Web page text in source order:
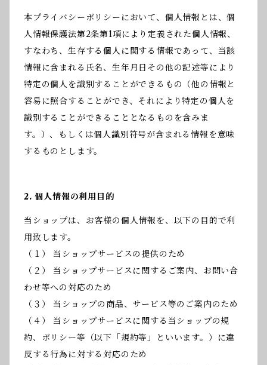
本プライバシーポリシーにおいて、個人情報とは、個
人情報保護法第2条第1項により定義された個人情報、
すなわち、生存する個人に関する情報であって、当該
情報に含まれる氏名、生年月日その他の記述等により
特定の個人を識別することができるもの（他の情報と
容易に照合することができ、それにより特定の個人を
識別することができることとなるものを含みま
す。）、もしくは個人識別符号が含まれる情報を意味
するものとします。
2. 個人情報の利用目的
当ショップは、お客様の個人情報を、以下の目的で利
用致します。
（１） 当ショップサービスの提供のため
（２） 当ショップサービスに関するご案内、お問い合
わせ等への対応のため
（３） 当ショップの商品、サービス等のご案内のため
（４） 当ショップサービスに関する当ショップの規
約、ポリシー等（以下「規約等」といいます。）に違
反する行為に対する対応のため